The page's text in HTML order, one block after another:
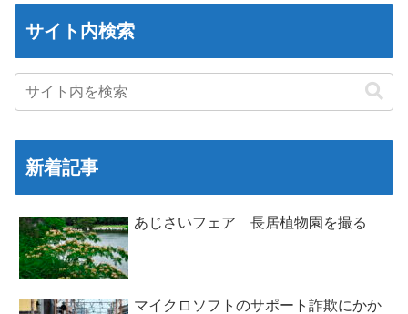
サイト内検索
新着記事
あじさいフェア 長居植物園を撮る
マイクロソフトのサポート詐欺にかか